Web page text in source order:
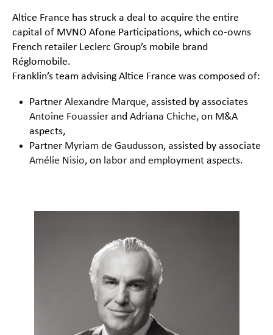
Altice France has struck a deal to acquire the entire
capital of MVNO Afone Participations, which co-owns
French retailer Leclerc Group’s mobile brand
Réglomobile.
Franklin’s team advising Altice France was composed of:
Partner Alexandre Marque, assisted by associates
Antoine Fouassier and Adriana Chiche, on M&A
aspects,
Partner Myriam de Gaudusson, assisted by associate
Amélie Nisio, on labor and employment aspects.